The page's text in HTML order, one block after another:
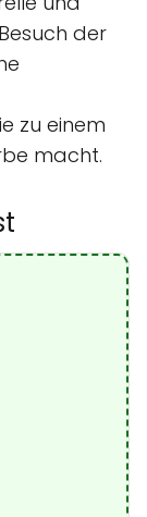
der
zu einem
macht.